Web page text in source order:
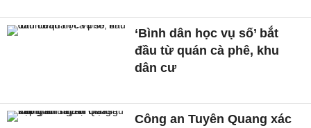
‘Bình dân học vụ số’ bắt
đầu từ quán cà phê, khu
dân cư
Công an Tuyên Quang xác